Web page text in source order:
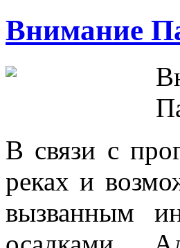
Внимание
В связи с
реках и
вызванным